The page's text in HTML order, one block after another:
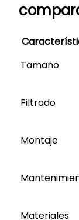
Tamaño
Filtrado
Montaje
Materiales